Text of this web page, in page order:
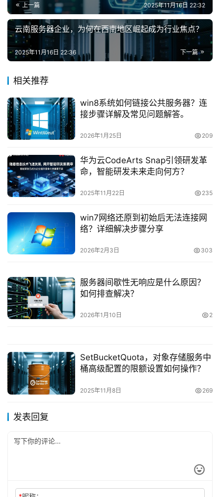
上一篇 2025年11月16日 22:32
云南服务器企业，为何在西南地区崛起成为行业焦点？
下一篇
2025年11月16日 22:36
相关推荐
win8系统如何链接公共服务器？连
接步骤详解及常见问题解答。
2026年1月25日 209
华为云CodeArts Snap引领研发革
命，智能研发未来走向何方？
2025年11月22日 235
win7网络还原到初始后无法连接网
络？详细解决步骤分享
2026年2月3日 303
服务器间歇性无响应是什么原因？
如何排查解决？
2026年1月10日 2
SetBucketQuota，对象存储服务中
桶高级配置的限额设置如何操作？
2025年11月8日 269
发表回复